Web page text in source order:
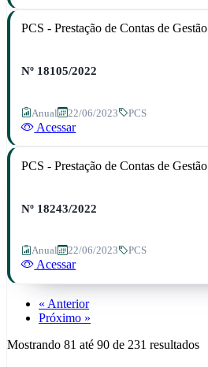
PCS - Prestação de Contas de Gestão
Nº 18105/2022
Anual 22/06/2023 PCS
Acessar
PCS - Prestação de Contas de Gestão
Nº 18243/2022
Anual 22/06/2023 PCS
Acessar
« Anterior
Próximo »
Mostrando 81 até 90 de 231 resultados